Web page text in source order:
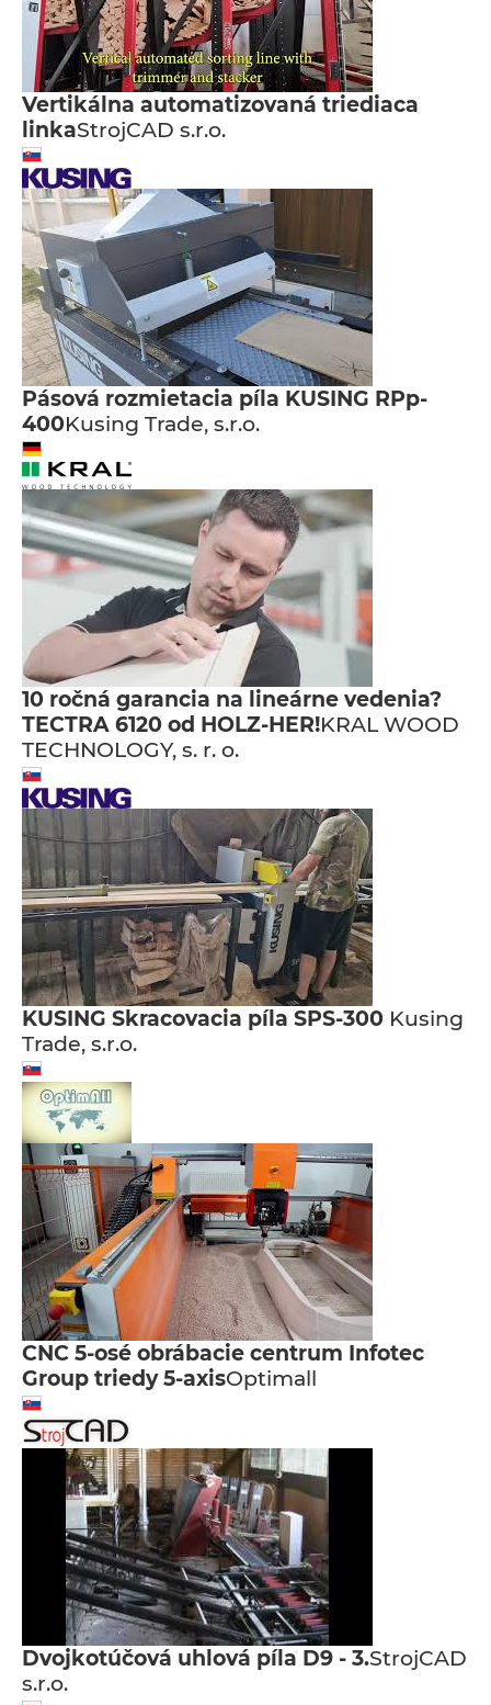
Vertikálna automatizovaná triediaca
linkaStrojCAD s.r.o.
Pásová rozmietacia píla KUSING RPp-
400Kusing Trade, s.r.o.
10 ročná garancia na lineárne vedenia?
TECTRA 6120 od HOLZ-HER!KRAL WOOD
TECHNOLOGY, s. r. o.
KUSING Skracovacia píla SPS-300 Kusing
Trade, s.r.o.
CNC 5-osé obrábacie centrum Infotec
Group triedy 5-axisOptimall
Dvojkotúčová uhlová píla D9 - 3.StrojCAD
s.r.o.